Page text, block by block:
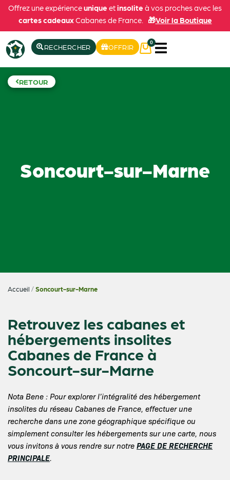
Offrez une expérienceunique etinsolite à vos proches avec les
cartes cadeauxCabanes de France. 🎁Voir la Boutique
RECHERCHER OFFRIR
0
RETOUR
Soncourt-sur-Marne
Accueil /Soncourt-sur-Marne
Retrouvez les cabanes et
hébergements insolites
Cabanes de France à
Soncourt-sur-Marne
Nota Bene : Pour explorer l’intégralité des hébergement
insolites du réseau Cabanes de France, effectuer une
recherche dans une zone géographique spécifique ou
simplement consulter les hébergements sur une carte, nous
vous invitons à vous rendre sur notre PAGE DE RECHERCHE
PRINCIPALE.